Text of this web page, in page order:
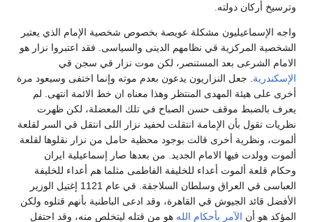
وترسيخ أركان دولته.
واجه الإسماعيليون مشكلة عويصة بخصوص شخصية الإمام الذي يعتبر
الشخصية المركزية قي نظامهم الدينى والسياسى. فقد اعتبروا نزار هو
الامام الشرعى بعد المستنصر، لكن موت نزار قي سجن قي
الإسكندرية . جعل النزاريون يدعون بعدم موته وإنما اختفى وسيعود مرة
أخرى على هيئة المهدى المنتظر وهذا معناه ان خط الائمة انتهى. لم
يعرف بالضبط موقف حسن الصباح في تلك المعضلة، لكن ظهرت
نظريات تقول بأن الإمامة انتقلت لحفيد نزار اللى انتقل قي السر لقلعة
ألموت، ونظرية أخرى قالت بوجود محظية حامل من نزار نقلوها لقلعة
ألموت وولدت فيها الامام الجديد. من بعدها صار إسماعيلية ايران
وحكام قلعة ألموت أعداء للخليفة الفاطمى مثلما هم أعداء للخليفة
العباسى قي العراق وسلطان السلاجقة. قي عام 1121 إغتيل الوزير
الأفضل قائد الجيوش قي القاهرة، وقد ادعى الباطنية بأنهم قتلوه ولكن
المؤكد هو أن الآمر بأحكام الله هو من قتله ليتخلص منه، وقد احتفل